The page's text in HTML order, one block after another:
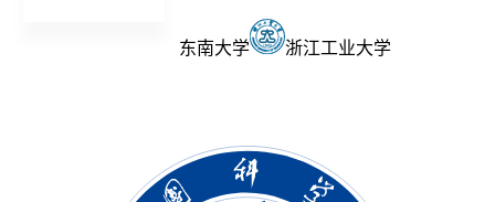
东南大学 浙江工业大学